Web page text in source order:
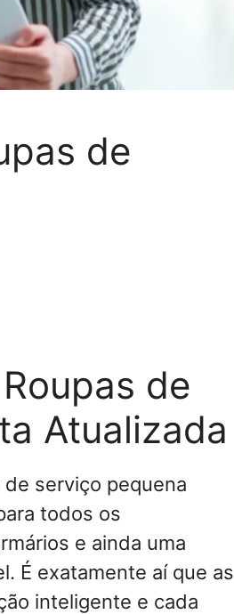
de
de
Atualizada
serviço pequena
todos os
e ainda uma
É exatamente aí que as
inteligente e cada